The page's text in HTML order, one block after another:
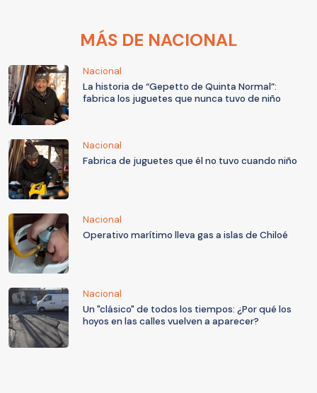
MÁS DE NACIONAL
Nacional
La historia de “Gepetto de Quinta Normal”:
fabrica los juguetes que nunca tuvo de niño
Nacional
Fabrica de juguetes que él no tuvo cuando niño
Nacional
Operativo marítimo lleva gas a islas de Chiloé
Nacional
Un "clásico" de todos los tiempos: ¿Por qué los
hoyos en las calles vuelven a aparecer?